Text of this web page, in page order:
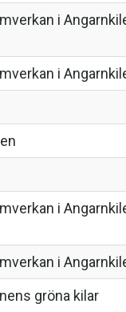
i
i
i
i
gröna kilar